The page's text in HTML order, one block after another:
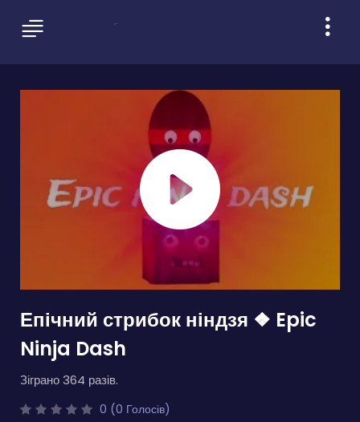
Епічний стрибок ніндзя ❖ Epic
Ninja Dash
Зіграно 364 разів.
0 (0 Голосів)